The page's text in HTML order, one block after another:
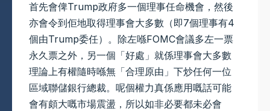
首先會俾Trump政府多一個理事任命機會，然後
亦會令到佢地取得理事會大多數（即7個理事有4
個由Trump委任）。除左喺FOMC會議多左一票
永久票之外，另一個「好處」就係理事會大多數
理論上有權隨時喺無「合理原由」下炒任何一位
區域聯儲銀行總裁。呢個權力真係應用嘅話可能
會有頗大嘅市場震盪，所以如非必要都未必會